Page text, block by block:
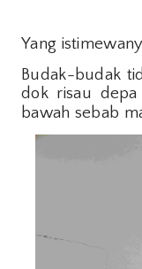
Yang
Budak-budak
dok risau
bawah sebab